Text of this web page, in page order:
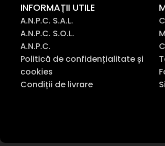
INFORMAȚII UTILE
A.N.P.C. S.A.L.
A.N.P.C. S.O.L.
A.N.P.C.
Politică de confidențialitate și
cookies
Condiții de livrare